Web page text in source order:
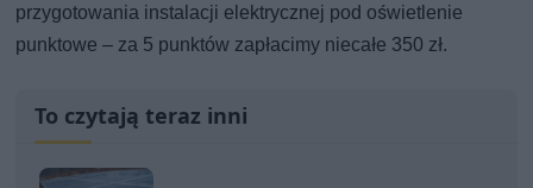
przygotowania instalacji elektrycznej pod oświetlenie
punktowe – za 5 punktów zapłacimy niecałe 350 zł.
To czytają teraz inni